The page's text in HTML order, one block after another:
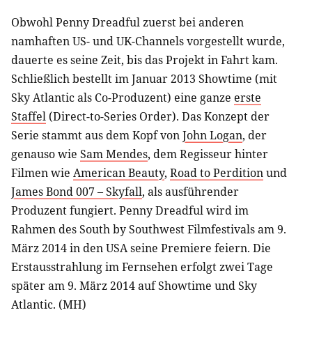
Obwohl Penny Dreadful zuerst bei anderen
namhaften US- und UK-Channels vorgestellt wurde,
dauerte es seine Zeit, bis das Projekt in Fahrt kam.
Schließlich bestellt im Januar 2013 Showtime (mit
Sky Atlantic als Co-Produzent) eine ganze erste
Staffel (Direct-to-Series Order). Das Konzept der
Serie stammt aus dem Kopf vonJohn Logan, der
genauso wie Sam Mendes, dem Regisseur hinter
Filmen wie American Beauty, Road to Perditionund
James Bond 007 – Skyfall, als ausführender
Produzent fungiert. Penny Dreadful wird im
Rahmen des South by Southwest Filmfestivals am 9.
März 2014 in den USA seine Premiere feiern. Die
Erstausstrahlung im Fernsehen erfolgt zwei Tage
später am 9. März 2014 auf Showtime und Sky
Atlantic. (MH)